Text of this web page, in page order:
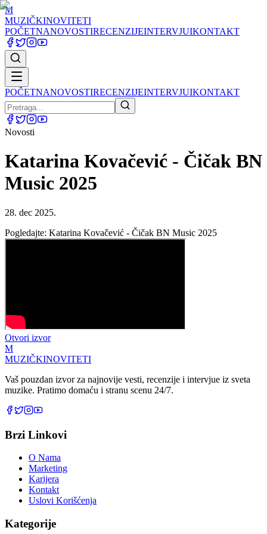
M
MUZIČKINOVITETI
POČETNANOVOSTIRECENZIJEINTERVJUIKONTAKT
POČETNANOVOSTIRECENZIJEINTERVJUIKONTAKT
Novosti
Katarina Kovačević - Čičak BN
Music 2025
28. dec 2025.
Pogledajte: Katarina Kovačević - Čičak BN Music 2025
Otvori izvor
M
MUZIČKINOVITETI
Vaš pouzdan izvor za najnovije vesti, recenzije i intervjue iz sveta
muzike. Pratimo domaću i stranu scenu 24/7.
Brzi Linkovi
O Nama
Marketing
Karijera
Kontakt
Uslovi Korišćenja
Kategorije